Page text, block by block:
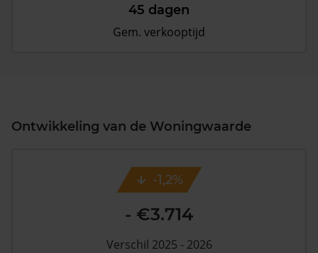
45 dagen
Gem. verkooptijd
Ontwikkeling van de Woningwaarde
-1,2%
- €3.714
Verschil 2025 - 2026